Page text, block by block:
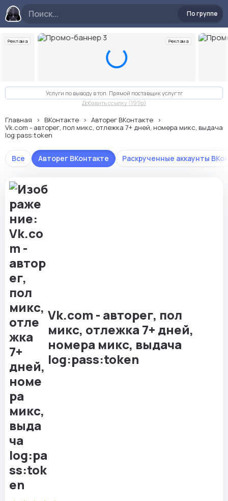
По группе
Реклама Реклама
Слайд 3 из 10
Услуги по выводу в топ. Прямой поставщик услуг тг
Добавить ссылку (199p)
Главная ВКонтакте
Авторег ВКонтакте
Vk.com - авторег, пол микс, отлежка 7+ дней, номера микс, выдача
log:pass:token
Все Авторег ВКонтакте Раскрученные аккаунты
Vk.com - авторег, пол
микс, отлежка 7+ дней,
номера микс, выдача
log:pass:token